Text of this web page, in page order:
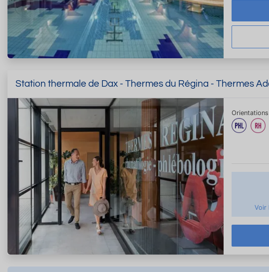
Station thermale de Dax - Thermes du Régina - Thermes
Voir